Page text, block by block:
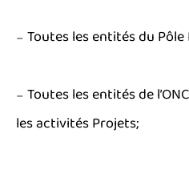
₋ Toutes les entités du Pôle
₋ Toutes les entités de
les activités Projets;